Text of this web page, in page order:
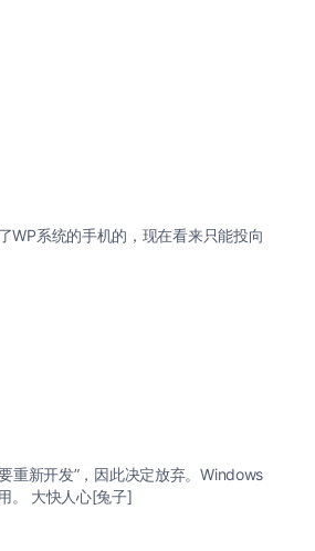
WP系统的手机的，现在看来只能投向
重新开发”，因此决定放弃。Windows
。 大快人心[兔子]